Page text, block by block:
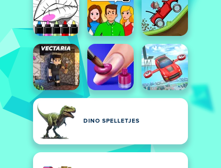
DINO SPELLETJES